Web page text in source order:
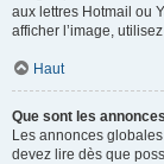
aux lettres Hotmail ou
afficher l’image,
Haut
Que sont les
Les annonces
devez lire dès que